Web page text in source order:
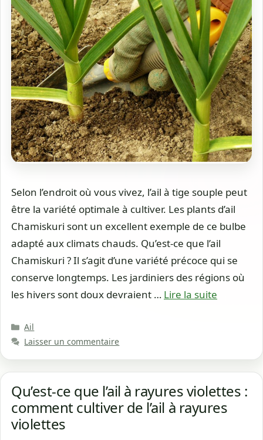
Selon l’endroit où vous vivez, l’ail à tige souple peut
être la variété optimale à cultiver. Les plants d’ail
Chamiskuri sont un excellent exemple de ce bulbe
adapté aux climats chauds. Qu’est-ce que l’ail
Chamiskuri ? Il s’agit d’une variété précoce qui se
conserve longtemps. Les jardiniers des régions où
les hivers sont doux devraient … Lire la suite
Catégories
Ail
Laisser un commentaire
Qu’est-ce que l’ail à rayures violettes :
comment cultiver de l’ail à rayures
violettes